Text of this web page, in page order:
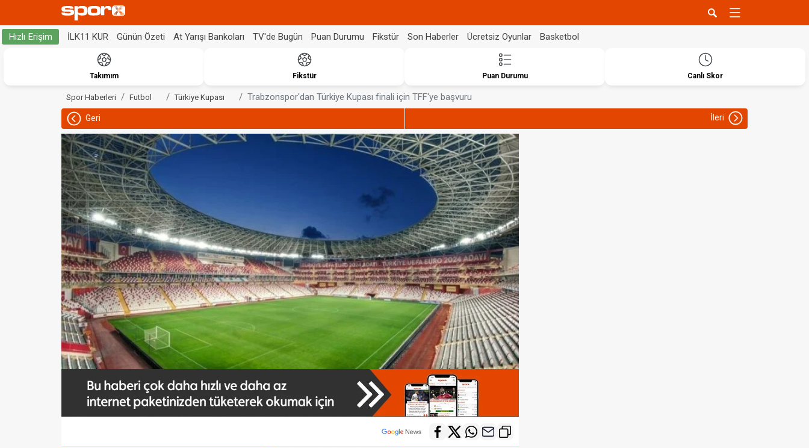
Hızlı Erişim İLK11 KUR Günün Özeti At Yarışı Bankoları TV'de Bugün Puan Durumu Fikstür Son Haberler Ücretsiz Oyunlar Basketbol
Takımım Fikstür Puan Durumu Canlı Skor
Spor Haberleri Futbol Türkiye Kupası Trabzonspor'dan Türkiye Kupası finali için TFF'ye başvuru
Geri İleri